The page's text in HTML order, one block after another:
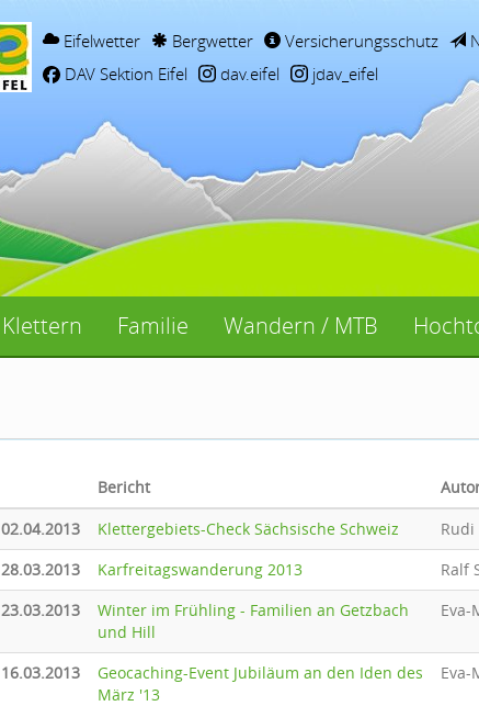
Eifelwetter Bergwetter Versicherungsschutz
DAV Sektion Eifel
dav.eifel jdav_eifel
Klettern Familie Wandern / MTB
Bericht
02.04.2013
Klettergebiets-Check Sächsische Schweiz Rudi
28.03.2013
Karfreitagswanderung 2013 Ralf
23.03.2013
Winter im Frühling - Familien an Getzbach
und Hill
Eva-
16.03.2013
Geocaching-Event Jubiläum an den Iden des
März '13
Eva-